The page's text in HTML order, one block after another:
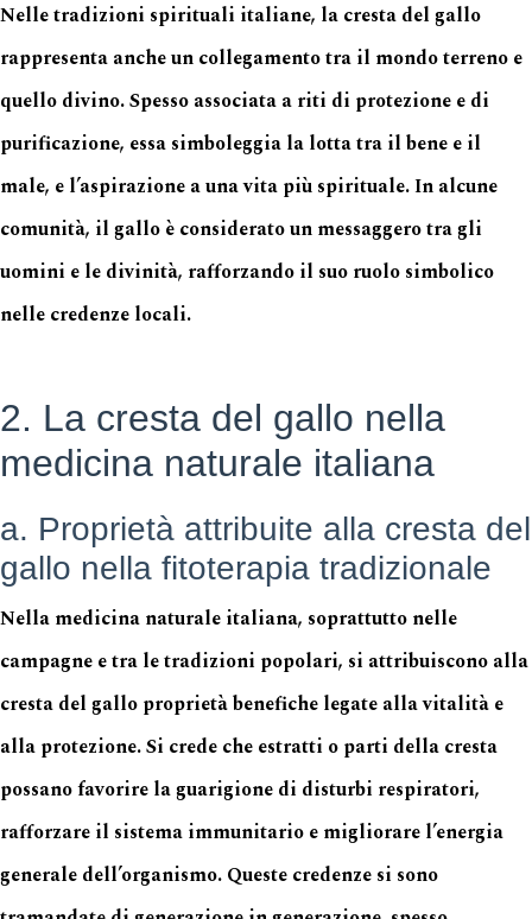
Nelle tradizioni spirituali italiane, la cresta del gallo
rappresenta anche un collegamento tra il mondo terreno e
quello divino. Spesso associata a riti di protezione e di
purificazione, essa simboleggia la lotta tra il bene e il
male, e l’aspirazione a una vita più spirituale. In alcune
comunità, il gallo è considerato un messaggero tra gli
uomini e le divinità, rafforzando il suo ruolo simbolico
nelle credenze locali.
2. La cresta del gallo nella
medicina naturale italiana
a. Proprietà attribuite alla cresta del
gallo nella fitoterapia tradizionale
Nella medicina naturale italiana, soprattutto nelle
campagne e tra le tradizioni popolari, si attribuiscono alla
cresta del gallo proprietà benefiche legate alla vitalità e
alla protezione. Si crede che estratti o parti della cresta
possano favorire la guarigione di disturbi respiratori,
rafforzare il sistema immunitario e migliorare l’energia
generale dell’organismo. Queste credenze si sono